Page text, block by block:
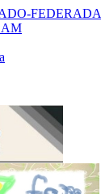
FEDERADA